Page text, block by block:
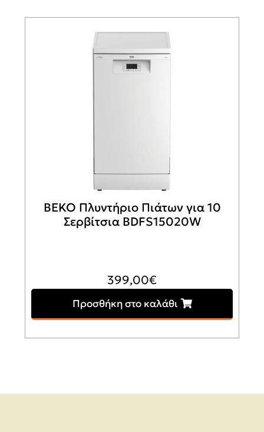
BEKO Πλυντήριο Πιάτων για 10
Σερβίτσια BDFS15020W
399,00€
Προσθήκη στο καλάθι